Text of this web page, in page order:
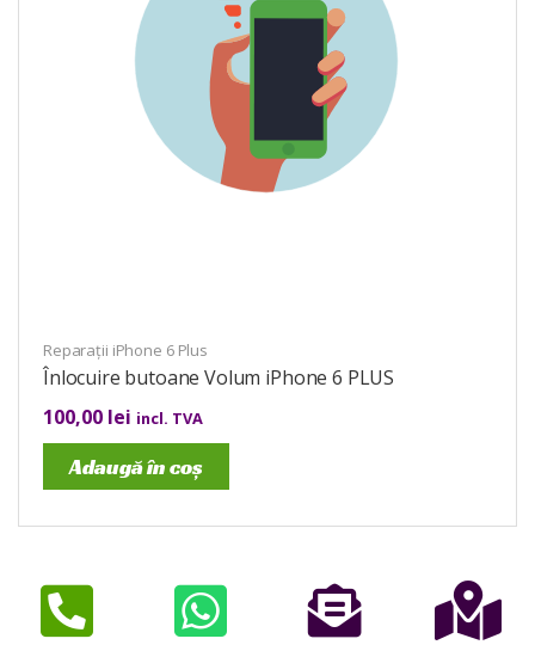
Reparații iPhone 6 Plus
Înlocuire butoane Volum iPhone 6 PLUS
100,00 lei incl. TVA
Adaugă în coș